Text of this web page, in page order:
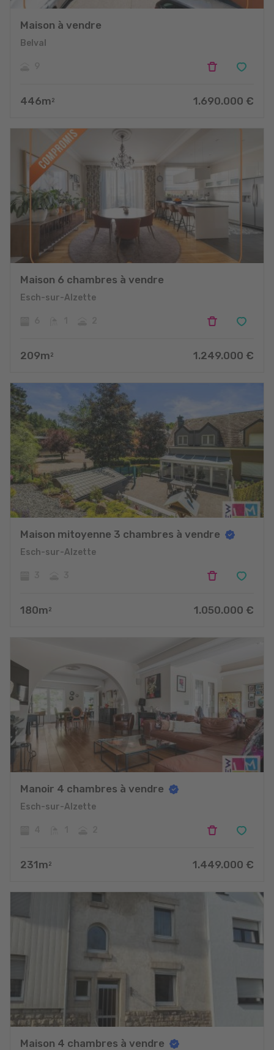
Maison à vendre
Belval
446m 2 1.690.000 €
Maison 6 chambres à vendre
Esch-sur-Alzette
209m 2 1.249.000 €
Maison mitoyenne 3 chambres à vendre
Esch-sur-Alzette
180m 2 1.050.000 €
Manoir 4 chambres à vendre
Esch-sur-Alzette
231m 2 1.449.000 €
Maison 4 chambres à vendre